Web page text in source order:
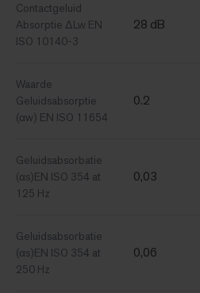
Contactgeluid
Absorptie ΔLw EN
ISO 10140-3
28 dB
Waarde
Geluidsabsorptie
(αw) EN ISO 11654
0.2
Geluidsabsorbatie
(αs)EN ISO 354 at
125 Hz
0,03
Geluidsabsorbatie
(αs)EN ISO 354 at
250 Hz
0,06